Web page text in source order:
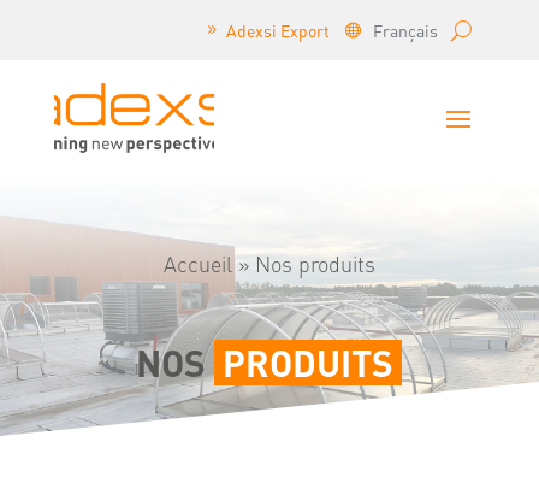
Adexsi Export Français
Accueil»Nos produits
NOS PRODUITS